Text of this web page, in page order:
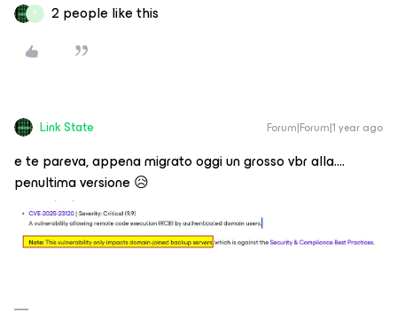
F 2 people like this
Link State Forum|Forum|1 year ago
e te pareva, appena migrato oggi un grosso vbr alla….
penultima versione 😥